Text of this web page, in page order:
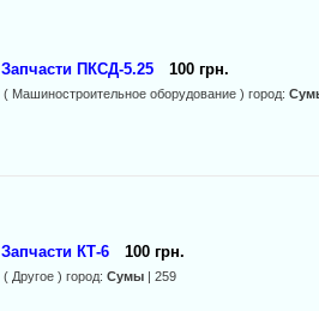
Запчасти ПКСД-5.25 100 грн.
( Машиностроительное оборудование ) город:
Запчасти КТ-6 100 грн.
( Другое ) город: Сумы| 259